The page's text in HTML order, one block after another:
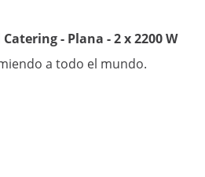
- Plana - 2 x 2200 W
a todo el mundo.